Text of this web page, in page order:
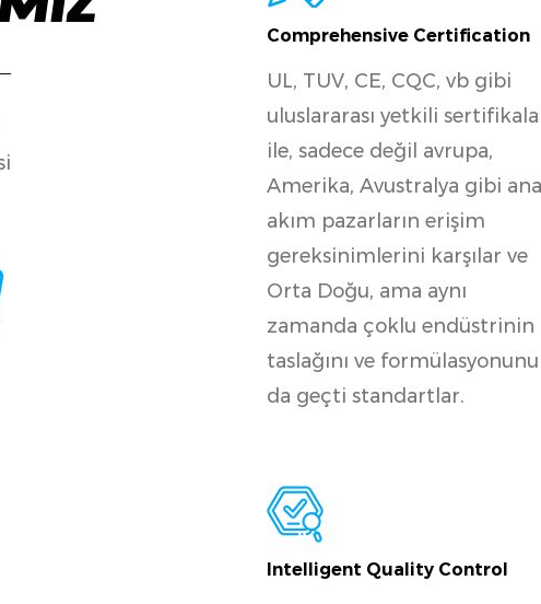
Comprehensive Certification
UL, TUV, CE, CQC, vb gibi
uluslararası yetkili sertifikalar
ile, sadece değil avrupa,
Amerika, Avustralya gibi ana
akım pazarların erişim
gereksinimlerini karşılar ve
Orta Doğu, ama aynı
zamanda çoklu endüstrinin
taslağını ve formülasyonunu